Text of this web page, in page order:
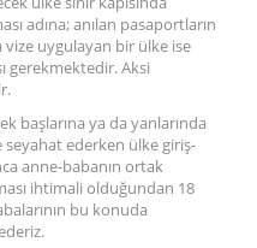
adına; anılan pasaportların
vize uygulayan bir ülke ise
gerekmektedir. Aksi
başlarına ya da yanlarında
ederken ülke giriş-
anne-babanın ortak
ihtimali olduğundan 18
bu konuda